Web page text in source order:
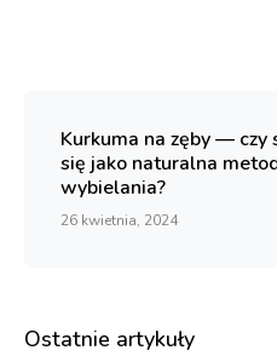
Kurkuma na zęby — czy
się jako naturalna
wybielania?
26 kwietnia, 2024
Ostatnie artykuły